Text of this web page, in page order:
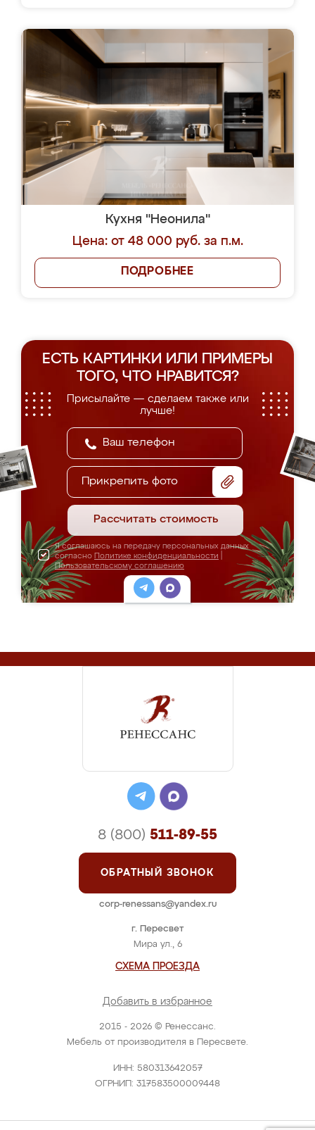
Кухня "Неонила"
Цена: от 48 000 руб. за п.м.
ПОДРОБНЕЕ
ЕСТЬ КАРТИНКИ ИЛИ ПРИМЕРЫ
ТОГО, ЧТО НРАВИТСЯ?
Присылайте — сделаем также или
лучше!
Прикрепить фото
Рассчитать стоимость
Я соглашаюсь на передачу персональных данных
согласно Политике конфиденциальности
Пользовательскому соглашению
2015 - 2026 © Ренессанс.
Мебель от производителя в Пересвете.
ИНН: 580313642057
ОГРНИП: 317583500009448
г. Пересвет
Мира ул., 6
СХЕМА ПРОЕЗДА
Добавить в избранное
8 (800) 511-89-55
ОБРАТНЫЙ ЗВОНОК
corp-renessans@yandex.ru